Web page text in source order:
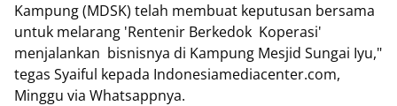
Kampung (MDSK) telah membuat keputusan bersama
untuk melarang 'Rentenir Berkedok Koperasi'
menjalankan bisnisnya di Kampung Mesjid Sungai Iyu,"
tegas Syaiful kepada Indonesiamediacenter.com,
Minggu via Whatsappnya.